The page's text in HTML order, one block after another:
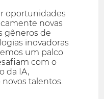
oportunidades
novas
gêneros de
inovadoras
um palco
com o
da IA,
talentos.